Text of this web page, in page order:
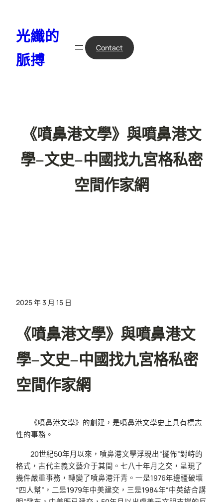
光纖的
脈搏
Contact
《噴鼻港文學》與噴鼻港文
學–文史–中國找九宮格私密
空間作家網
2025 年 3 月 15 日
《噴鼻港文學》與噴鼻港文
學–文史–中國找九宮格私密
空間作家網
《噴鼻港文學》的創建，是噴鼻港文學史上具有標志
性的事務。
20世紀50年月以來，噴鼻港文學浮現出“擺佈”對峙的
格式，古代主義文藝介于其間。七八十年月之交，呈現了
幾件嚴重事務，轉變了噴鼻港汗青。一是1976年邊疆破壞
“四人幫”，二是1979年中美建交，三是1984年“中英結合講